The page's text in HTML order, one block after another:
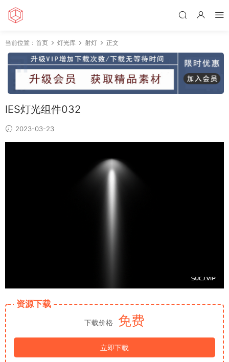
当前位置： 首页 灯光库 射灯 正文
IES灯光组件032
2023-03-23
资源下载
下载价格 免费
立即下载